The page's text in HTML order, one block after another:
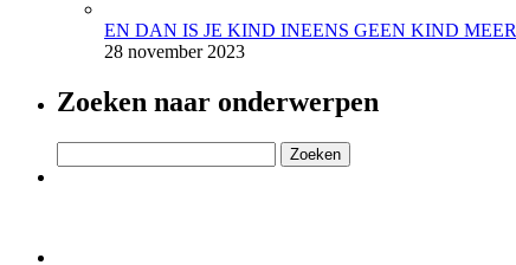
EN DAN IS JE KIND INEENS GEEN KIND MEER
28 november 2023
Zoeken naar onderwerpen
naar: